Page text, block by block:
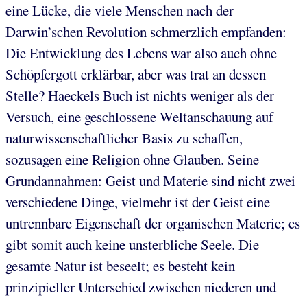
eine Lücke, die viele Menschen nach der
Darwin’schen Revolution schmerzlich empfanden:
Die Entwicklung des Lebens war also auch ohne
Schöpfergott erklärbar, aber was trat an dessen
Stelle? Haeckels Buch ist nichts weniger als der
Versuch, eine geschlossene Weltanschauung auf
naturwissenschaftlicher Basis zu schaffen,
sozusagen eine Religion ohne Glauben. Seine
Grundannahmen: Geist und Materie sind nicht zwei
verschiedene Dinge, vielmehr ist der Geist eine
untrennbare Eigenschaft der organischen Materie; es
gibt somit auch keine unsterbliche Seele. Die
gesamte Natur ist beseelt; es besteht kein
prinzipieller Unterschied zwischen niederen und